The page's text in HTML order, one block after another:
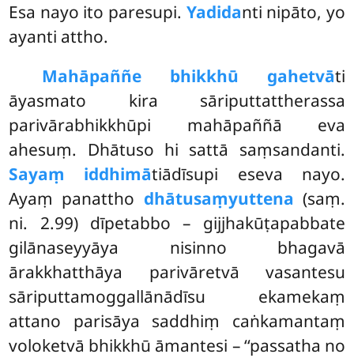
Esa nayo ito paresupi. Yadidanti nipāto, yo
ayanti attho.
Mahāpaññe bhikkhū gahetvāti
āyasmato kira sāriputtattherassa
parivārabhikkhūpi mahāpaññā eva
ahesuṃ. Dhātuso hi sattā saṃsandanti.
Sayaṃ iddhimātiādīsupi eseva nayo.
Ayaṃ panattho dhātusaṃyuttena (saṃ.
ni. 2.99) dīpetabbo – gijjhakūṭapabbate
gilānaseyyāya nisinno bhagavā
ārakkhatthāya parivāretvā vasantesu
sāriputtamoggallānādīsu ekamekaṃ
attano parisāya saddhiṃ caṅkamantaṃ
voloketvā bhikkhū āmantesi – ‘‘passatha no